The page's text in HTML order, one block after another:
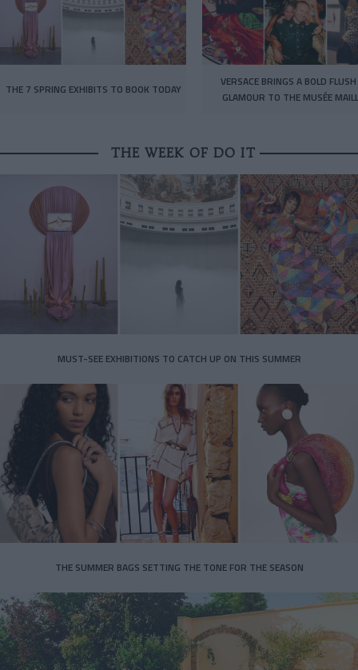
THE 7 SPRING EXHIBITS TO BOOK TODAY
VERSACE BRINGS A BOLD
GLAMOUR TO THE MUSÉE
THE WEEK OF DO IT
MUST-SEE EXHIBITIONS TO CATCH UP ON THIS SUMMER
THE SUMMER BAGS SETTING THE TONE FOR THE SEASON